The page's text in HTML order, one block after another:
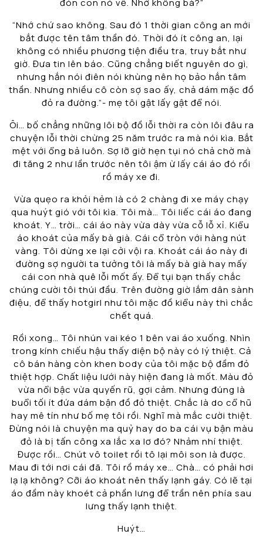
đón con nó về. Nhớ không bà?”
“Nhớ chứ sao không. Sau đó 1 thời gian công an mới
bắt được tên tâm thần đó. Thời đó ít công an, lại
không có nhiều phương tiện điều tra, truy bắt như
giờ. Đưa tin lên báo. Cũng chẳng biết nguyên do gì,
nhưng hắn nói điên nói khùng nên họ bảo hắn tâm
thần. Nhưng nhiều cô còn sợ sao ấy, chả dám mặc đồ
đỏ ra đường.”- mẹ tôi gật lấy gật để nói.
Ôi… bố chẳng những lôi bộ đồ lỗi thời ra còn lôi đâu ra
chuyện lỗi thời chừng 25 năm trước ra mà nói kìa. Bắt
mệt với ổng bả luôn. Sợ lỡ giờ hẹn tụi nó chả chờ mà
đi tăng 2 như lần trước nên tôi ậm ừ lấy cái áo đó rồi
rồ máy xe đi.
Vừa quẹo ra khỏi hẻm là có 2 chàng đi xe máy chạy
qua huýt gió với tôi kìa. Tôi mà… Tôi liếc cái áo đang
khoát. Y… trời… cái áo này vừa dày vừa cỗ lỗ xỉ. Kiểu
áo khoát của mấy bà già. Cái cổ tròn với hàng nút
vàng. Tôi dừng xe lại cởi vội ra. Khoát cái áo này đi
đường sợ người ta tưởng tôi là mấy bà già hay mấy
cái con nhà quê lỗi mốt ấy. Để tụi bạn thấy chắc
chúng cười tôi thúi đầu. Trên đường giờ lắm dân sành
điệu, để thấy hotgirl như tôi mặc đồ kiểu này thì chắc
chết quá.
Rồi xong… Tôi nhún vai kéo 1 bên vai áo xuống. Nhìn
trong kính chiếu hậu thấy diện bộ này có lý thiệt. Cả
cô bán hàng còn khen body của tôi mặc bộ đầm đỏ
thiệt hợp. Chất liệu lưới này hiện đang là mốt. Màu đỏ
vừa nổi bậc vừa quyến rũ, gợi cảm. Nhưng đúng là
buổi tối ít đứa dám bận đồ đỏ thiệt. Chắc là do cổ hũ
hay mê tín như bố mẹ tôi rồi. Nghĩ mà mắc cười thiệt.
Đừng nói là chuyện ma quỷ hay do ba cái vụ bận màu
đỏ là bị tấn công xa lắc xa lơ đó? Nhảm nhí thiệt.
Được rồi… Chút vô toilet rồi tô lại môi son là được.
Mau đi tới nơi cái đã. Tôi rồ máy xe… Chà… có phải hơi
lạ lạ không? Cỡi áo khoát nên thấy lạnh gáy. Có lẽ tại
áo đầm này khoét cả phần lưng để trần nên phía sau
lưng thấy lạnh thiệt.
Huýt…